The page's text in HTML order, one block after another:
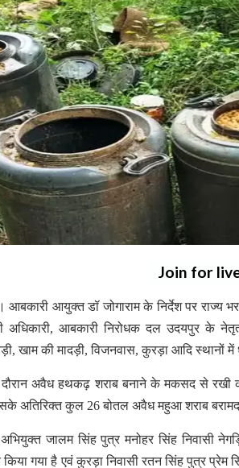
Join for
आबकारी आयुक्त डॉ जोगाराम के निर्देश पर राज्य
अधिकारी, आबकारी निरोधक दल उदयपुर के
खाम की मादड़ी, विजनवास, कुरड़ा आदि स्थानों
दौरान अवैध हथकढ़ शराब बनाने के मकसद से रखी
अतिरिक्त कुल 26 बोतल अवैध महुआ शराब
जालम सिंह पुत्र मनोहर सिंह निवासी
किया गया है एवं कुरड़ा निवासी रतन सिंह पुत्र